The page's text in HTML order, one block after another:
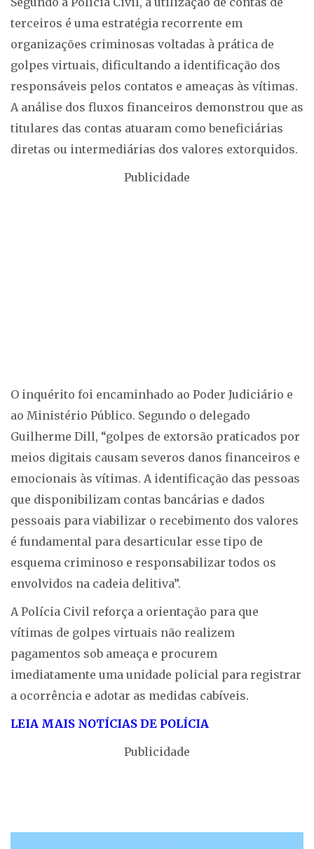
terceiros é uma estratégia recorrente em
organizações criminosas voltadas à prática de
golpes virtuais, dificultando a identificação dos
responsáveis pelos contatos e ameaças às vítimas.
A análise dos fluxos financeiros demonstrou que as
titulares das contas atuaram como beneficiárias
diretas ou intermediárias dos valores extorquidos.
Publicidade
O inquérito foi encaminhado ao Poder Judiciário e
ao Ministério Público. Segundo o delegado
Guilherme Dill, “golpes de extorsão praticados por
meios digitais causam severos danos financeiros e
emocionais às vítimas. A identificação das pessoas
que disponibilizam contas bancárias e dados
pessoais para viabilizar o recebimento dos valores
é fundamental para desarticular esse tipo de
esquema criminoso e responsabilizar todos os
envolvidos na cadeia delitiva”.
A Polícia Civil reforça a orientação para que
vítimas de golpes virtuais não realizem
pagamentos sob ameaça e procurem
imediatamente uma unidade policial para registrar
a ocorrência e adotar as medidas cabíveis.
LEIA MAIS NOTÍCIAS DE POLÍCIA
Publicidade